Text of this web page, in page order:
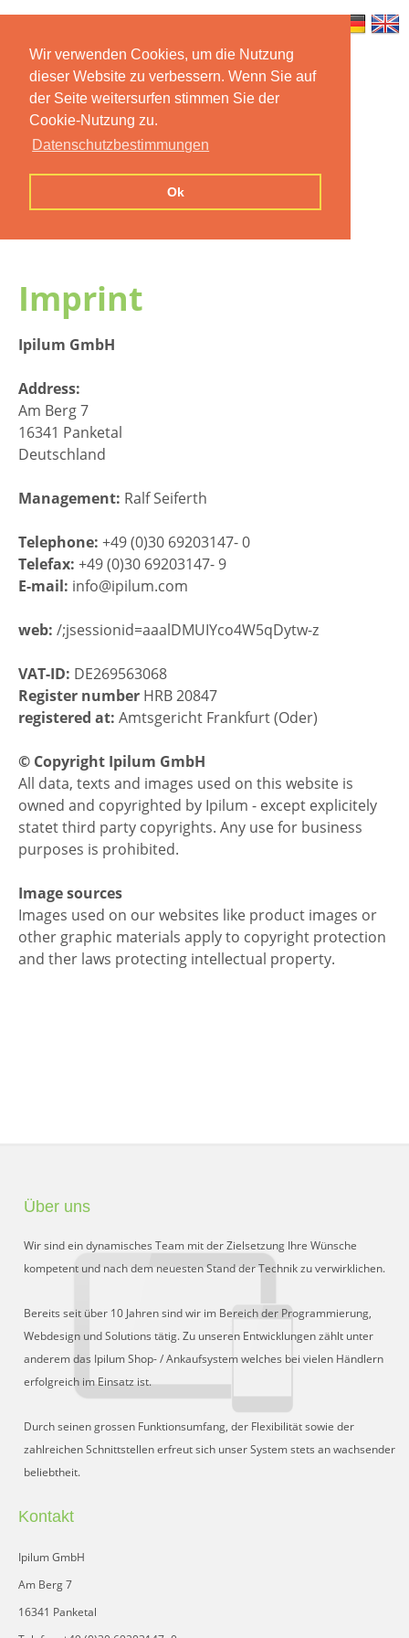
Wir verwenden Cookies, um die Nutzung
dieser Website zu verbessern. Wenn Sie auf
der Seite weitersurfen stimmen Sie der
Cookie-Nutzung zu.
Datenschutzbestimmungen
Ok
Home Features Mobile App
Preise
Contact us Imprint Privacy
Imprint
Ipilum GmbH
Address:
Am Berg 7
16341 Panketal
Deutschland
Management: Ralf Seiferth
Telephone: +49 (0)30 69203147- 0
Telefax: +49 (0)30 69203147- 9
E-mail: info@ipilum.com
web: /;jsessionid=aaalDMUIYco4W5qDytw-z
VAT-ID: DE269563068
Register number HRB 20847
registered at: Amtsgericht Frankfurt (Oder)
© Copyright Ipilum GmbH
All data, texts and images used on this website is
owned and copyrighted by Ipilum - except explicitely
statet third party copyrights. Any use for business
purposes is prohibited.
Image sources
Images used on our websites like product images or
other graphic materials apply to copyright protection
and ther laws protecting intellectual property.
Über uns
Wir sind ein dynamisches Team mit der Zielsetzung Ihre Wünsche
kompetent und nach dem neuesten Stand der Technik zu verwirklichen.
Bereits seit über 10 Jahren sind wir im Bereich der Programmierung,
Webdesign und Solutions tätig. Zu unseren Entwicklungen zählt unter
anderem das Ipilum Shop- / Ankaufsystem welches bei vielen Händlern
erfolgreich im Einsatz ist.
Durch seinen grossen Funktionsumfang, der Flexibilität sowie der
zahlreichen Schnittstellen erfreut sich unser System stets an wachsender
beliebtheit.
Kontakt
Ipilum GmbH
Am Berg 7
16341 Panketal